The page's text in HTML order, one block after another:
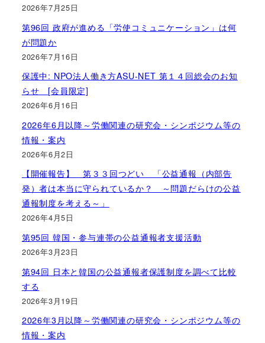
2026年7月25日
第96回 政府が進める「労使コミュニケーション」は何
が問題か
2026年7月16日
保護中: NPO法人働き方ASU-NET 第１４回総会のお知
らせ [会員限定]
2026年6月16日
2026年6月以降～労働関連の研究会・シンポジウム等の
情報・案内
2026年6月2日
【開催報告】 第３３回つどい 「公益通報（内部告
発）者は本当に守られているか？ ～問題だらけの公益
通報制度を考える～」
2026年4月5日
第95回 韓国・参与連帯の公益通報者支援活動
2026年3月23日
第94回 日本と韓国の公益通報者保護制度を調べて比較
する
2026年3月19日
2026年3月以降～労働関連の研究会・シンポジウム等の
情報・案内